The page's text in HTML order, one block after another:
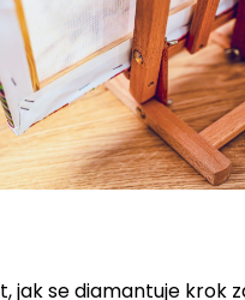
jak se diamantuje krok